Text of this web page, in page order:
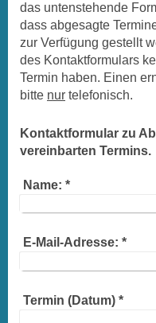
das untenstehende
dass abgesagte
zur Verfügung gestellt
des Kontaktformulars
Termin haben. Einen
bitte nur telefonisch.
Kontaktformular zu
vereinbarten Termins.
Name: *
E-Mail-Adresse: *
Termin (Datum)*